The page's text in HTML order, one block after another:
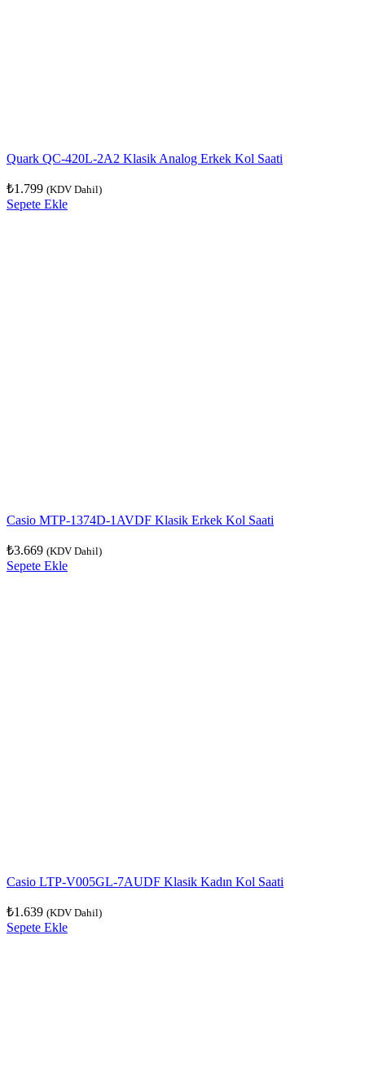
Quark QC-420L-2A2 Klasik Analog Erkek Kol Saati
₺1.799 (KDV Dahil)
Sepete Ekle
Casio MTP-1374D-1AVDF Klasik Erkek Kol Saati
₺3.669 (KDV Dahil)
Sepete Ekle
Casio LTP-V005GL-7AUDF Klasik Kadın Kol Saati
₺1.639 (KDV Dahil)
Sepete Ekle